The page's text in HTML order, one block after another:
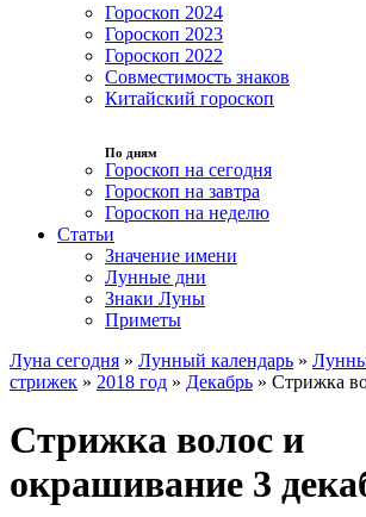
Гороскоп 2024
Гороскоп 2023
Гороскоп 2022
Совместимость знаков
Китайский гороскоп
По дням
Гороскоп на сегодня
Гороскоп на завтра
Гороскоп на неделю
Статьи
Значение имени
Лунные дни
Знаки Луны
Приметы
Луна сегодня » Лунный календарь »
стрижек » 2018 год » Декабрь » Стрижка
Стрижка волос и
окрашивание 3